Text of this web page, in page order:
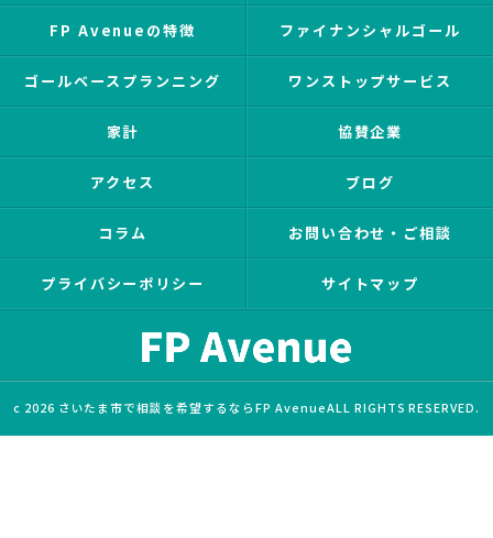
FP Avenueの特徴 ファイナンシャルゴール
ゴールベースプランニング ワンストップサービス
家計 協賛企業
アクセス ブログ
コラム お問い合わせ・ご相談
プライバシーポリシー サイトマップ
c 2026 さいたま市で相談を希望するならFP AvenueALL RIGHTS RESERVED.